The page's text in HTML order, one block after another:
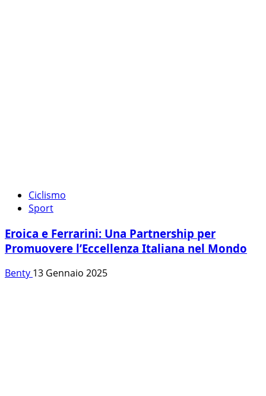
Ciclismo
Sport
Eroica e Ferrarini: Una Partnership per
Promuovere l’Eccellenza Italiana nel Mondo
Benty 13 Gennaio 2025